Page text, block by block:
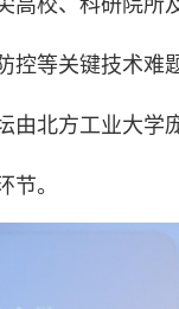
高校、科研院所
控等关键技术难
由北方工业大学
节。